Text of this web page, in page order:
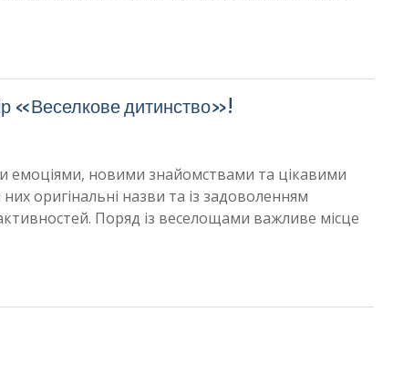
«Веселкове дитинство»!
емоціями, новими знайомствами та цікавими
оригінальні назви та із задоволенням
Поряд із веселощами важливе місце